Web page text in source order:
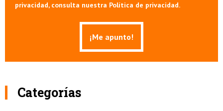
privacidad, consulta nuestra Política de privacidad.
Categorías